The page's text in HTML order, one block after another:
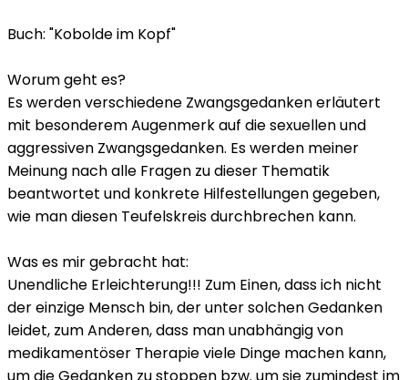
Buch: "Kobolde im Kopf"
Worum geht es?
Es werden verschiedene Zwangsgedanken erläutert
mit besonderem Augenmerk auf die sexuellen und
aggressiven Zwangsgedanken. Es werden meiner
Meinung nach alle Fragen zu dieser Thematik
beantwortet und konkrete Hilfestellungen gegeben,
wie man diesen Teufelskreis durchbrechen kann.
Was es mir gebracht hat:
Unendliche Erleichterung!!! Zum Einen, dass ich nicht
der einzige Mensch bin, der unter solchen Gedanken
leidet, zum Anderen, dass man unabhängig von
medikamentöser Therapie viele Dinge machen kann,
um die Gedanken zu stoppen bzw. um sie zumindest im